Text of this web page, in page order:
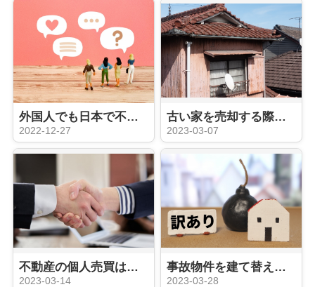
外国人でも日本で不動産売却はできるのか？必要書類や税金についてご紹介
2022-12-27
古い家を売却する際の基準や売却する方法とは？
2023-03-07
不動産の個人売買は可能？メリットやデメリットを解説
2023-03-14
事故物件を建て替えると資産価値は上がるの？メリットや費用の相場もご紹介
2023-03-28